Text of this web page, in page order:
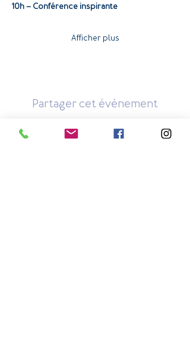
10h – Conférence inspirante
Afficher plus
Partager cet événement